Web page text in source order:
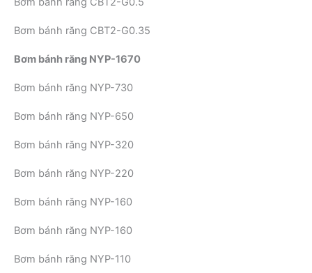
Bơm bánh răng CBT2-G0.35
Bơm bánh răng NYP-1670
Bơm bánh răng NYP-730
Bơm bánh răng NYP-650
Bơm bánh răng NYP-320
Bơm bánh răng NYP-220
Bơm bánh răng NYP-160
Bơm bánh răng NYP-160
Bơm bánh răng NYP-110